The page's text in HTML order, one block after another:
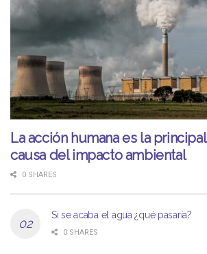
La acción humana es la principal
causa del impacto ambiental
0 SHARES
Si se acaba el agua ¿qué pasaría?
0 SHARES